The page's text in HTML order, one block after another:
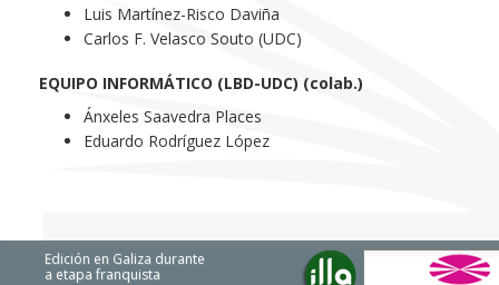
Luis Martínez-Risco Daviña
Carlos F. Velasco Souto (UDC)
EQUIPO INFORMÁTICO (LBD-UDC) (colab.)
Ánxeles Saavedra Places
Eduardo Rodríguez López
Edición en Galiza durante
a etapa franquista